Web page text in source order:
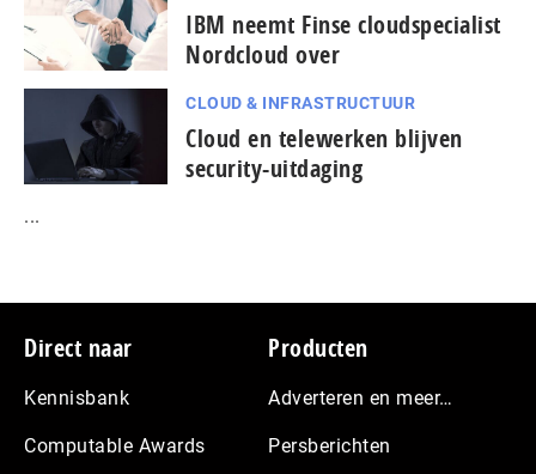
IBM neemt Finse cloudspecialist
Nordcloud over
CLOUD & INFRASTRUCTUUR
Cloud en telewerken blijven
security-uitdaging
...
Footer
Direct naar
Kennisbank
Computable Awards
Producten
Adverteren en meer…
Persberichten